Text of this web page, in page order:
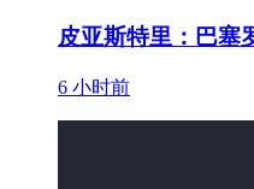
皮亚斯特里：巴塞
6 小时前